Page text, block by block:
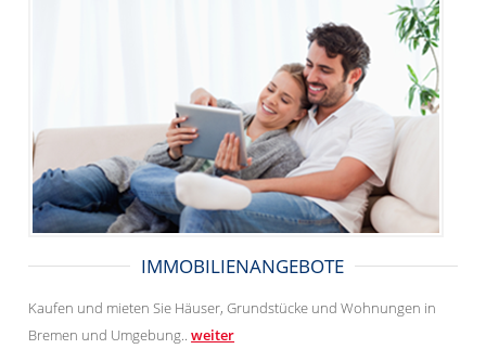
IMMOBILIENANGEBOTE
Kaufen und mieten Sie Häuser, Grundstücke und Wohnungen in
Bremen und Umgebung..weiter